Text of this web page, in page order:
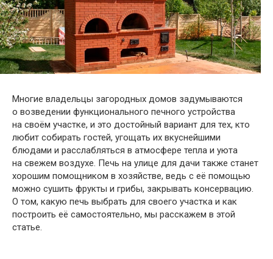
Многие владельцы загородных домов задумываются
о возведении функционального печного устройства
на своём участке, и это достойный вариант для тех, кто
любит собирать гостей, угощать их вкуснейшими
блюдами и расслабляться в атмосфере тепла и уюта
на свежем воздухе. Печь на улице для дачи также станет
хорошим помощником в хозяйстве, ведь с её помощью
можно сушить фрукты и грибы, закрывать консервацию.
О том, какую печь выбрать для своего участка и как
построить её самостоятельно, мы расскажем в этой
статье.